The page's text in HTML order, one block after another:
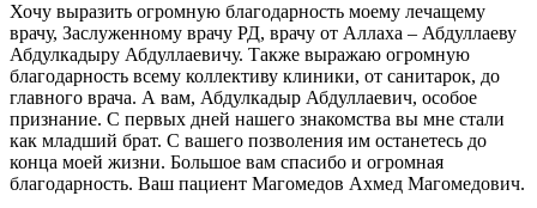
Хочу выразить огромную благодарность моему лечащему
врачу, Заслуженному врачу РД, врачу от Аллаха – Абдуллаеву
Абдулкадыру Абдуллаевичу. Также выражаю огромную
благодарность всему коллективу клиники, от санитарок, до
главного врача. А вам, Абдулкадыр Абдуллаевич, особое
признание. С первых дней нашего знакомства вы мне стали
как младший брат. С вашего позволения им останетесь до
конца моей жизни. Большое вам спасибо и огромная
благодарность. Ваш пациент Магомедов Ахмед Магомедович.